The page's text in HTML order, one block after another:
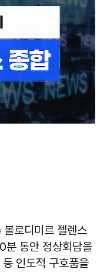
로디미르 젤렌스
분 동안 정상회담을
인도적 구호품을